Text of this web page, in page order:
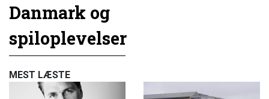
Danmark og
spiloplevelser
MEST LÆSTE